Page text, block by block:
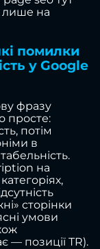
лише на
помилки
у Google
фразу
просте:
потім
в
на
сторінки
умови
— позиції TR).